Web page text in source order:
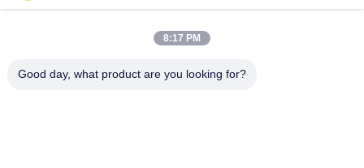
평면 레이블 스티커 다이 커팅 머신 빈 바코드 다이 커팅 머신
플래트베드 다이 커트 라벨 머신 1 스테이션 바코드 스티커 다이
8:17 PM
Good day, what product are you looking for?